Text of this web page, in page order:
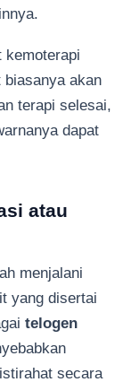
kemoterapi
biasanya akan
terapi selesai,
dapat
atau
menjalani
yang disertai
telogen
secara